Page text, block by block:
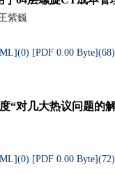
紫巍
0) [PDF 0.00 Byte](68)
“对几大热议问题的
0) [PDF 0.00 Byte](72)